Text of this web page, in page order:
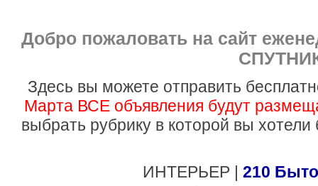
Добро пожаловать на сайт
Здесь вы можете отправить
Марта ВСЕ объявления будут
выбрать рубрику в которой вы
ИНТЕРЬЕР | 210